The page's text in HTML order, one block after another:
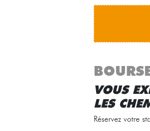
VOUS
LES
Réservez votre